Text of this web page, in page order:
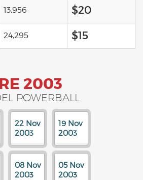
13,956 $20
24,295 $15
2003
POWERBALL
22 Nov
2003
19 Nov
2003
08 Nov
2003
05 Nov
2003